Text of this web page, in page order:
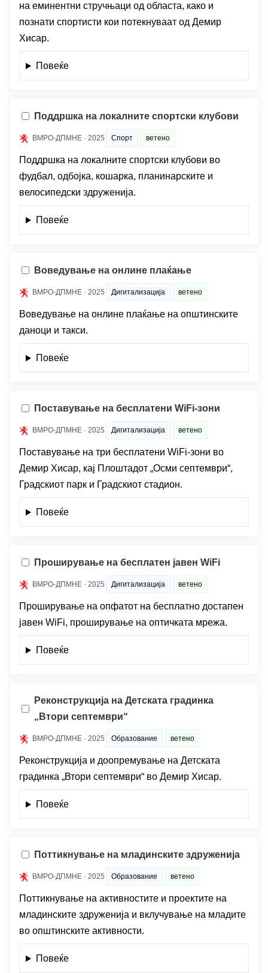
на еминентни стручњаци од областа, како и
познати спортисти кои потекнуваат од Демир
Хисар.
Повеќе
Поддршка на локалните спортски клубови
ВМРО-ДПМНЕ · 2025 Спорт ветено
Поддршка на локалните спортски клубови во
фудбал, одбојка, кошарка, планинарските и
велосипедски здруженија.
Повеќе
Воведување на онлине плаќање
ВМРО-ДПМНЕ · 2025 Дигитализација ветено
Воведување на онлине плаќање на општинските
даноци и такси.
Повеќе
Поставување на бесплатени WiFi-зони
ВМРО-ДПМНЕ · 2025 Дигитализација ветено
Поставување на три бесплатени WiFi-зони во
Демир Хисар, кај Плоштадот „Осми септември“,
Градскиот парк и Градскиот стадион.
Повеќе
Проширување на бесплатен јавен WiFi
ВМРО-ДПМНЕ · 2025 Дигитализација ветено
Проширување на опфатот на бесплатно достапен
јавен WiFi, проширување на оптичката мрежа.
Повеќе
Реконструкција на Детската градинка
„Втори септември“
ВМРО-ДПМНЕ · 2025 Образование ветено
Реконструкција и доопремување на Детската
градинка „Втори септември“ во Демир Хисар.
Повеќе
Поттикнување на младинските здруженија
ВМРО-ДПМНЕ · 2025 Образование ветено
Поттикнување на активностите и проектите на
младинските здруженија и вклучување на младите
во општинските активности.
Повеќе